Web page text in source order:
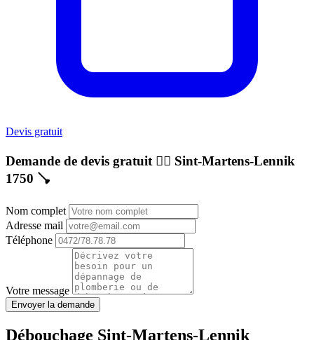
Devis gratuit
Demande de devis gratuit 👷‍♂️ Sint-Martens-Lennik
1750 🪠
Nom complet
Adresse mail
Téléphone
Votre message
Envoyer la demande
Débouchage Sint-Martens-Lennik